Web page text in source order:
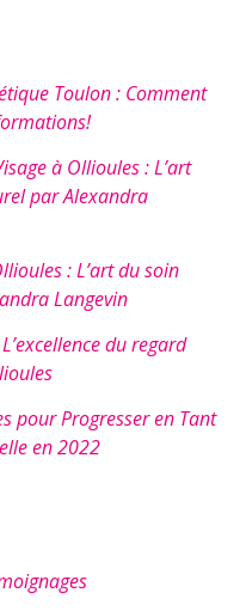
Toulon : Comment
à Ollioules : L’art
par Alexandra
: L’art du soin
Langevin
du regard
pour Progresser en Tant
en 2022